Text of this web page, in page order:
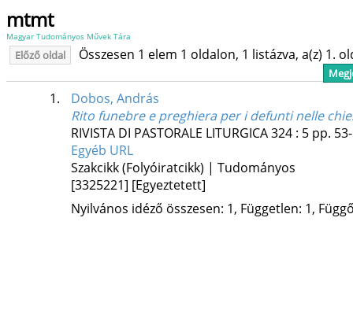
mtmt
Magyar Tudományos Művek Tára
Előző oldal Összesen 1 elem 1 oldalon, 1 listázva, a(z) 1.
1.
Dobos, András
Rito funebre e preghiera per i defunti nelle
RIVISTA DI PASTORALE LITURGICA324: 5 pp.
Egyéb URL
Szakcikk (Folyóiratcikk) | Tudományos
[3325221] [Egyeztetett]
Nyilvános idéző összesen: 1, Független: 1,